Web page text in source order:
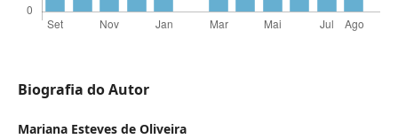
Biografia do Autor
Mariana Esteves de Oliveira